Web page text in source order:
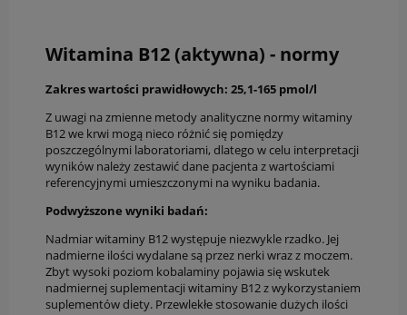
Witamina B12 (aktywna) - normy
Zakres wartości prawidłowych: 25,1-165 pmol/l
Z uwagi na zmienne metody analityczne normy witaminy
B12 we krwi mogą nieco różnić się pomiędzy
poszczególnymi laboratoriami, dlatego w celu interpretacji
wyników należy zestawić dane pacjenta z wartościami
referencyjnymi umieszczonymi na wyniku badania.
Podwyższone wyniki badań:
Nadmiar witaminy B12 występuje niezwykle rzadko. Jej
nadmierne ilości wydalane są przez nerki wraz z moczem.
Zbyt wysoki poziom kobalaminy pojawia się wskutek
nadmiernej suplementacji witaminy B12 z wykorzystaniem
suplementów diety. Przewlekłe stosowanie dużych ilości